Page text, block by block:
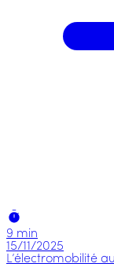
9 min
15/11/2025
L’électromobilité